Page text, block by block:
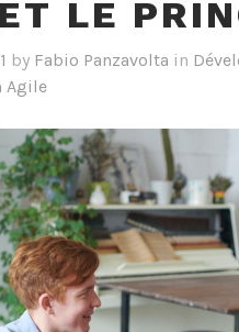
LE
by Fabio Panzavolta in
Agile